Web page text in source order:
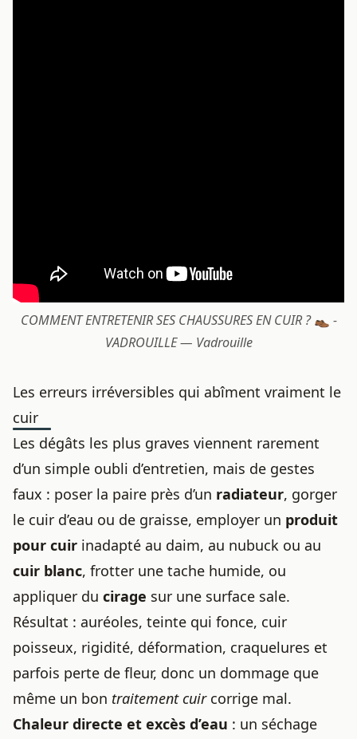
COMMENT ENTRETENIR SES CHAUSSURES EN CUIR ? 👞 -
VADROUILLE — Vadrouille
Les erreurs irréversibles qui abîment vraiment le
cuir
Les dégâts les plus graves viennent rarement
d’un simple oubli d’entretien, mais de gestes
faux : poser la paire près d’un radiateur, gorger
le cuir d’eau ou de graisse, employer un produit
pour cuir inadapté au daim, au nubuck ou au
cuir blanc, frotter une tache humide, ou
appliquer du cirage sur une surface sale.
Résultat : auréoles, teinte qui fonce, cuir
poisseux, rigidité, déformation, craquelures et
parfois perte de fleur, donc un dommage que
même un bon traitement cuircorrige mal.
Chaleur directe et excès d’eau : un séchage